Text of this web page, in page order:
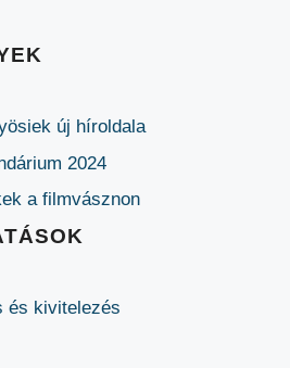
új híroldala
2024
a filmvásznon
és kivitelezés